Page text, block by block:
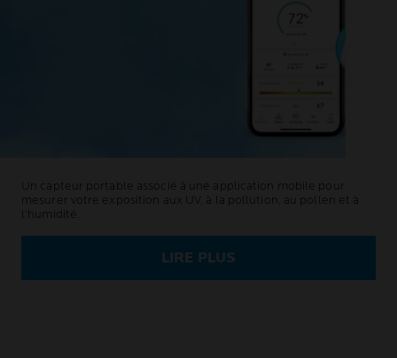
Un capteur portable associé à une application mobile pour
mesurer votre exposition aux UV, à la pollution, au pollen et à
l'humidité.
LIRE PLUS